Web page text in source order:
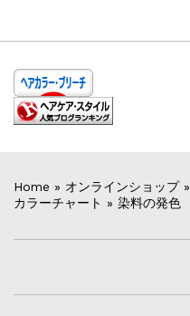
Home » オンラインショップ »
カラーチャート » 染料の発色